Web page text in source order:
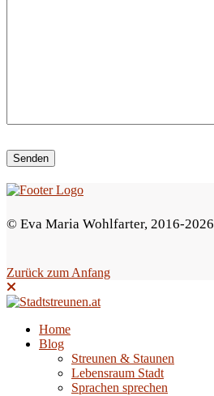
e
s
e
l
l
e
© Eva Maria Wohlfarter, 2016-2026
Zurück zum Anfang
Home
Blog
Streunen & Staunen
Lebensraum Stadt
Sprachen sprechen